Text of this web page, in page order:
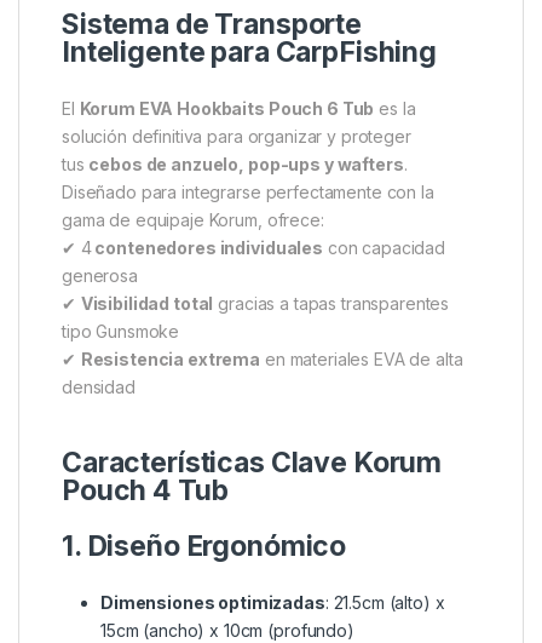
Sistema de Transporte
Inteligente para CarpFishing
El Korum EVA Hookbaits Pouch 6 Tub es la
solución definitiva para organizar y proteger
tus cebos de anzuelo, pop-ups y wafters.
Diseñado para integrarse perfectamente con la
gama de equipaje Korum, ofrece:
✔ 4contenedores individuales con capacidad
generosa
✔ Visibilidad total gracias a tapas transparentes
tipo Gunsmoke
✔ Resistencia extrema en materiales EVA de alta
densidad
Características Clave Korum
Pouch 4 Tub
1. Diseño Ergonómico
Dimensiones optimizadas: 21.5cm (alto) x
15cm (ancho) x 10cm (profundo)